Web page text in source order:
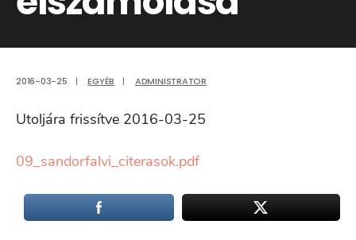
2016-03-25 | EGYÉB | ADMINISTRATOR
Utoljára frissítve 2016-03-25
09_sandorfalvi_citerasok.pdf